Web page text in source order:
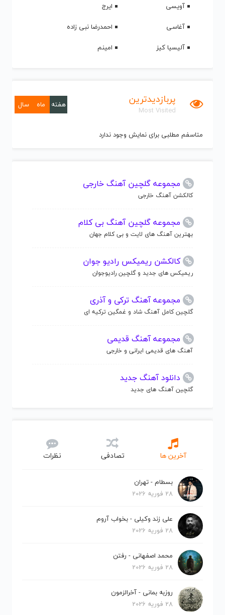
آویسی
ایرج
آغاسی
احمدرضا نبی زاده
آلیسیا کیز
امینم
پربازدیدترین
Most Visited
هفته ماه سال
متاسفم مطلبی برای نمایش وجود ندارد
مجموعه گلچین آهنگ خارجی
کالکشن آهنگ خارجی
مجموعه گلچین آهنگ بی کلام
بهترین آهنگ های لایت و بی کلام جهان
کالکشن ریمیکس رادیو جوان
ریمیکس های جدید و گلچین رادیوجوان
مجموعه آهنگ ترکی و آذری
گلچین کامل آهنگ شاد و غمگین ترکیه ای
مجموعه آهنگ قدیمی
آهنگ های قدیمی ایرانی و خارجی
دانلود آهنگ جدید
گلچین آهنگ های جدید
آخرین ها تصادفی نظرات
بسطام - تهران
28 فوریه 2026
علی زند وکیلی - بخواب آروم
28 فوریه 2026
محمد اصفهانی - رفتن
28 فوریه 2026
روزبه بمانی - آخرالزمون
28 فوریه 2026